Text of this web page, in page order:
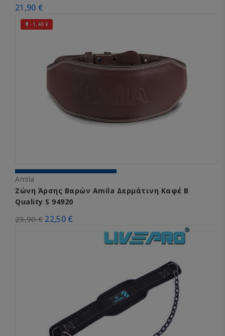
21,90 €
 -1,40 €
Amila
Ζώνη Άρσης Βαρών Amila Δερμάτινη Καφέ B
Quality S 94920
23,90 € 22,50 €